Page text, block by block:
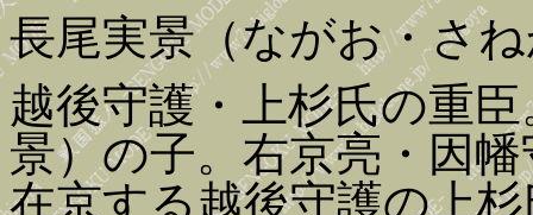
長尾実景（ながお・さ
越後守護・上杉氏の重
景）の子。右京亮・因幡
在京する越後守護の上